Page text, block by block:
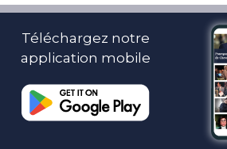
Téléchargez notre
application mobile